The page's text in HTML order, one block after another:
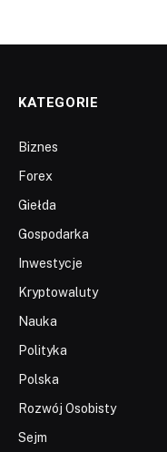
KATEGORIE
Biznes
Forex
Giełda
Gospodarka
Inwestycje
Kryptowaluty
Nauka
Polityka
Polska
Rozwój Osobisty
Sejm